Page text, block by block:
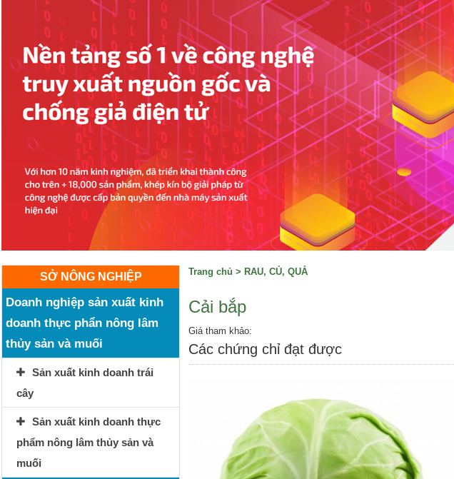
SỞ NÔNG NGHIỆP
Doanh nghiệp sản xuất kinh
doanh thực phẩn nông lâm
thủy sản và muối
Sản xuất kinh doanh trái
cây
Sản xuất kinh doanh thực
phẩm nông lâm thủy sản và
muối
Trang chủ > RAU, CỦ, QUẢ
Cải bắp
Giá tham khảo:
Các chứng chỉ đạt được